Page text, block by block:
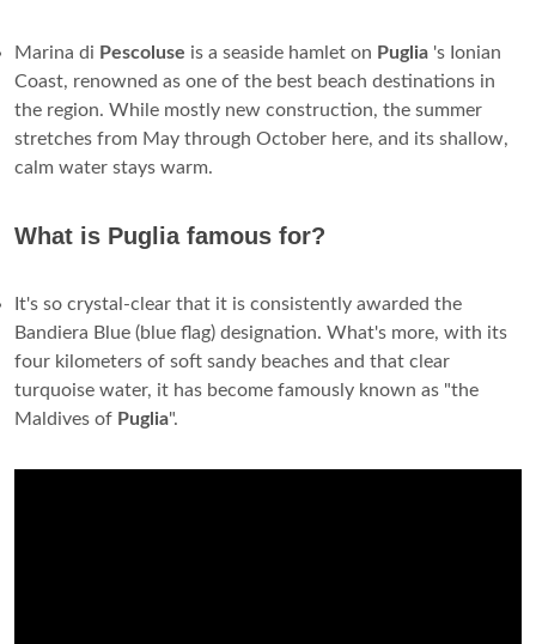
Marina di Pescoluse is a seaside hamlet on Puglia 's Ionian
Coast, renowned as one of the best beach destinations in
the region. While mostly new construction, the summer
stretches from May through October here, and its shallow,
calm water stays warm.
What is Puglia famous for?
It's so crystal-clear that it is consistently awarded the
Bandiera Blue (blue flag) designation. What's more, with its
four kilometers of soft sandy beaches and that clear
turquoise water, it has become famously known as "the
Maldives of Puglia".